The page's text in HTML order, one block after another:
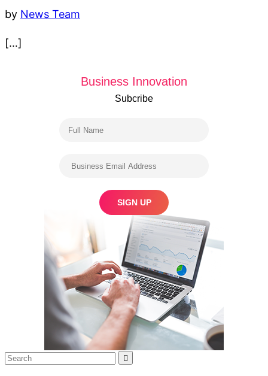
by News Team
[…]
Business Innovation
Subcribe
Search